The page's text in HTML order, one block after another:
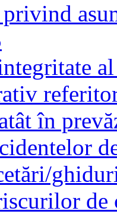
în
de